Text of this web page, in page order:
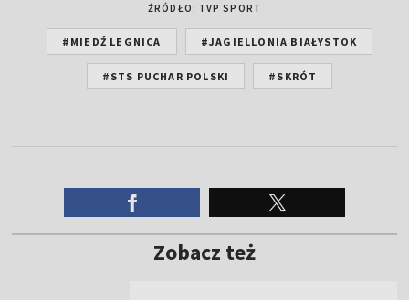
ŹRÓDŁO: TVP SPORT
#MIEDŹ LEGNICA #JAGIELLONIA BIAŁYSTOK
#STS PUCHAR POLSKI #SKRÓT
Zobacz też